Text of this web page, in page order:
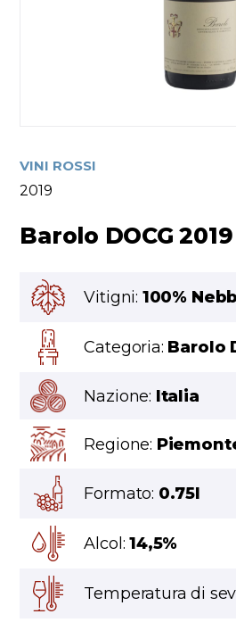
VINI ROSSI
2019
Barolo DOCG
Vitigni: 100%
Categoria: Barolo
Nazione: Italia
Regione:
Formato: 0.75l
Alcol:14,5%
Temperatura di